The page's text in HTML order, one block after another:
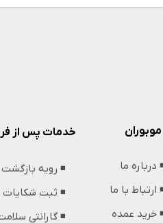
موبوران
درباره ما
ارتباط با ما
خرید عمده
خدمات پس از
◾️ رویه بازگشت
◾️ ثبت شکایات
◾️ گارانتی